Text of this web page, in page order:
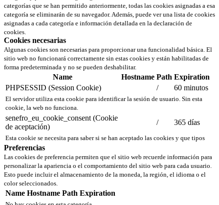
categorías que se han permitido anteriormente, todas las cookies asignadas a esa
categoría se eliminarán de su navegador. Además, puede ver una lista de cookies
asignadas a cada categoría e información detallada en la declaración de
cookies.
Cookies necesarias
Algunas cookies son necesarias para proporcionar una funcionalidad básica. El
sitio web no funcionará correctamente sin estas cookies y están habilitadas de
forma predeterminada y no se pueden deshabilitar.
Name Hostname Path Expiration
PHPSESSID (Session Cookie)
/ 60 minutos
El servidor utiliza esta cookie para identificar la sesión de usuario. Sin esta
cookie, la web no funciona.
senefro_eu_cookie_consent (Cookie
de aceptación)
/ 365 días
Esta cookie se necesita para saber si se han aceptado las cookies y que tipos
Preferencias
Las cookies de preferencia permiten que el sitio web recuerde información para
personalizar la apariencia o el comportamiento del sitio web para cada usuario.
Esto puede incluir el almacenamiento de la moneda, la región, el idioma o el
color seleccionados.
Name Hostname Path Expiration